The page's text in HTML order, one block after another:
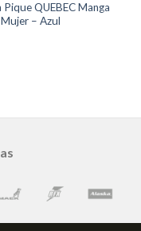
Pique QUEBEC Manga
– Azul